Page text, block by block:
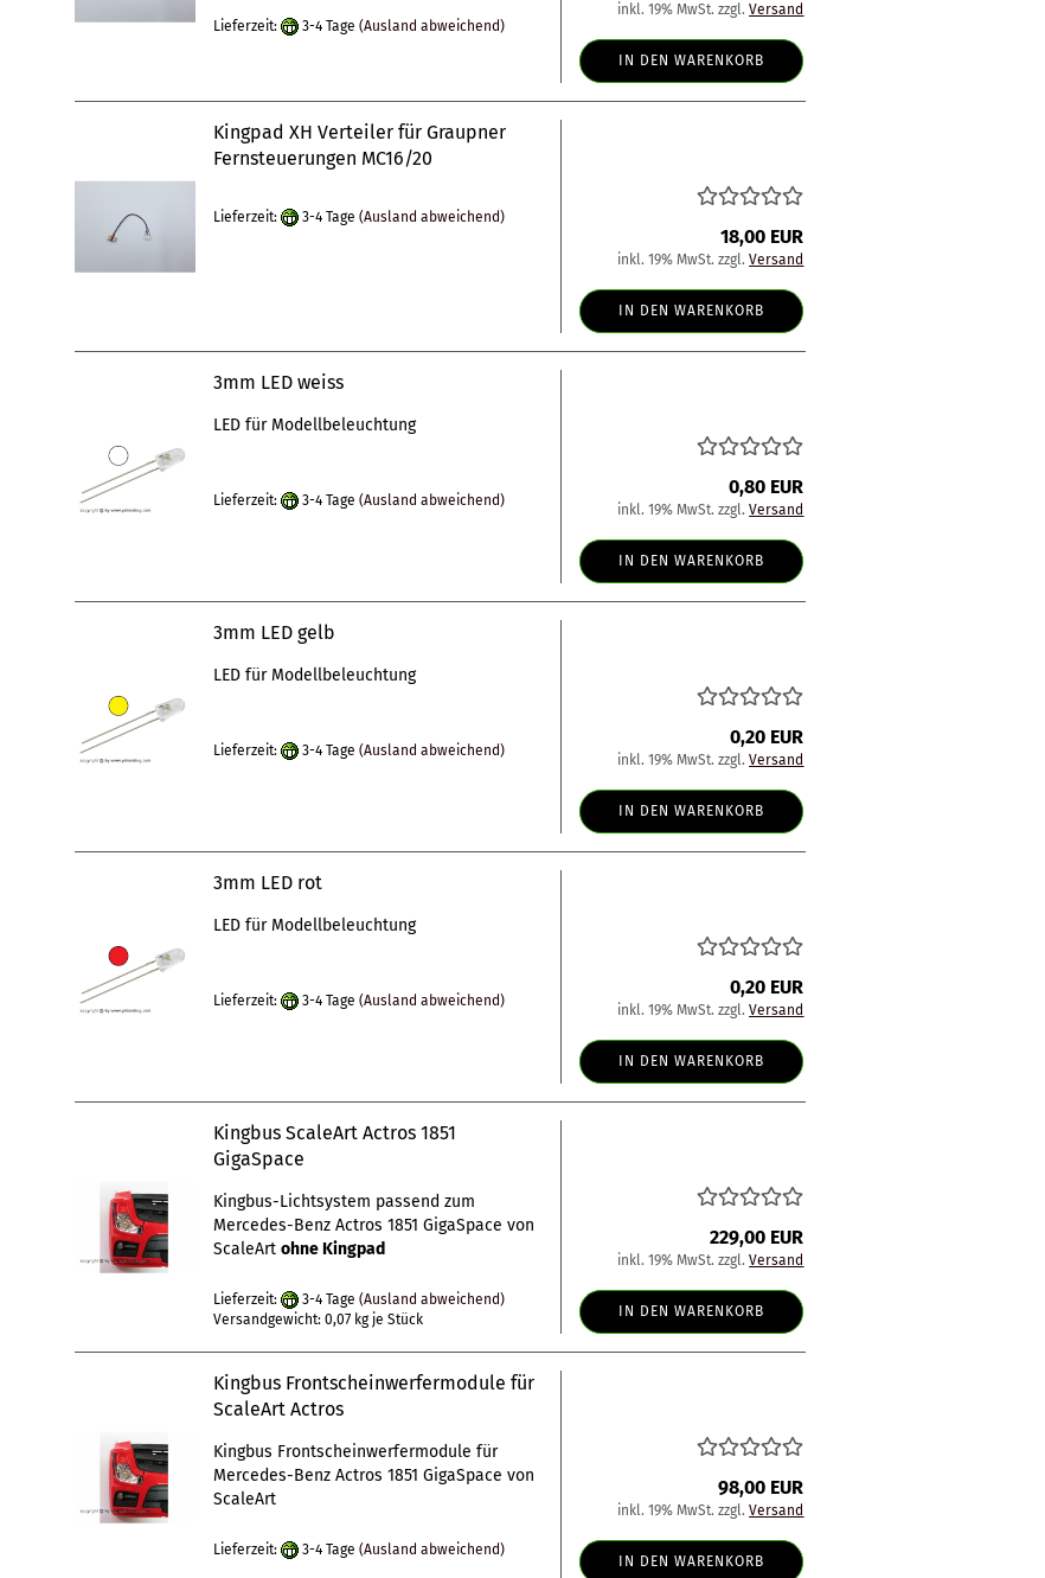
Lieferzeit: 3-4 Tage (Ausland abweichend)
inkl. 19% MwSt. zzgl.Versand
IN DEN WARENKORB
Kingpad XH Verteiler für Graupner
Fernsteuerungen MC16/20
Lieferzeit: 3-4 Tage (Ausland abweichend)
18,00 EUR
inkl. 19% MwSt. zzgl.Versand
IN DEN WARENKORB
3mm LED weiss
LED für Modellbeleuchtung
Lieferzeit: 3-4 Tage (Ausland abweichend)
0,80 EUR
inkl. 19% MwSt. zzgl.Versand
IN DEN WARENKORB
3mm LED gelb
LED für Modellbeleuchtung
Lieferzeit: 3-4 Tage (Ausland abweichend)
0,20 EUR
inkl. 19% MwSt. zzgl.Versand
IN DEN WARENKORB
3mm LED rot
LED für Modellbeleuchtung
Lieferzeit: 3-4 Tage (Ausland abweichend)
0,20 EUR
inkl. 19% MwSt. zzgl.Versand
IN DEN WARENKORB
Kingbus ScaleArt Actros 1851
GigaSpace
Kingbus-Lichtsystem passend zum
Mercedes-Benz Actros 1851 GigaSpace von
ScaleArtohne Kingpad
Lieferzeit: 3-4 Tage (Ausland abweichend)
Versandgewicht:0,07 kg je Stück
229,00 EUR
inkl. 19% MwSt. zzgl.Versand
IN DEN WARENKORB
Kingbus Frontscheinwerfermodule für
ScaleArt Actros
Kingbus Frontscheinwerfermodule für
Mercedes-Benz Actros 1851 GigaSpace von
ScaleArt
Lieferzeit: 3-4 Tage (Ausland abweichend)
98,00 EUR
inkl. 19% MwSt. zzgl.Versand
IN DEN WARENKORB